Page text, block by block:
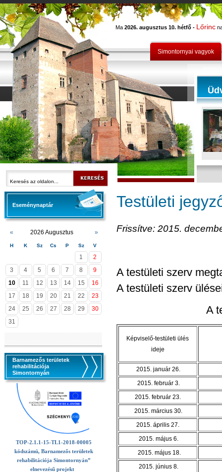
Ma 2026. augusztus 10. hétfő - Lőrinc
Simontornyai vagyok
Eseménynaptár
« 2026 Augusztus »
H K Sz Cs P Sz V
1
2
3
4 5 6 7 8
9
10
11 12 13 14 15
16
17
18 19 20 21 22
23
24
25 26 27 28 29
30
31
Barnamezős területek
rehabilitációja
Simontornyán
TOP-2.1.1-15-TL1-2018-00005
kódszámú, Barnamezős területek
rehabilitációja Simontornyán”
elnevezésű projekt
Testületi
Frissítve: 2015.
A testületi szerv
A testületi szerv
A
Képviselő-testületi ülés
ideje
2015. január 26.
2015. február 3.
2015. február 23.
2015. március 30.
2015. április 27.
2015. május 6.
2015. május 18.
2015. június 8.